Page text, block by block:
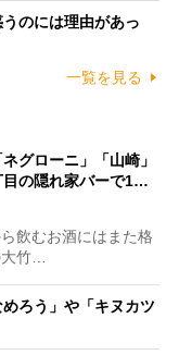
のには理由があっ
一覧を見る
グローニ」「山崎」
目の隠れ家バーで1…
飲むお酒にはまた格
大竹…
ろう」や「キヌカツ